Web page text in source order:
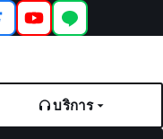
บริการ